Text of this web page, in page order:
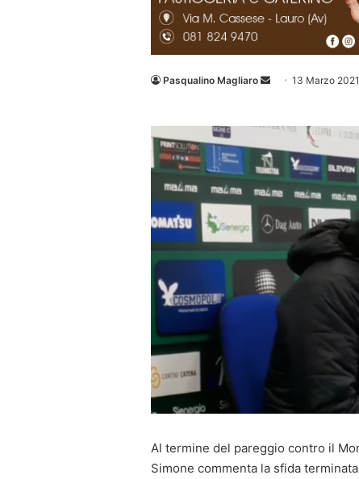
Pasqualino Magliaro
Invia 13 Marzo 2021
Al termine del pareggio contro il
Simone commenta la sfida